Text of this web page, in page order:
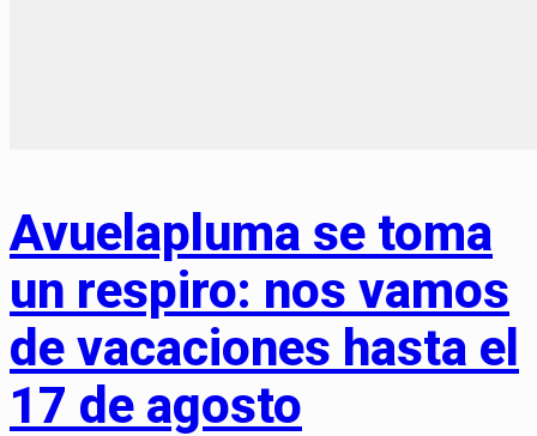
Avuelapluma se toma
un respiro: nos vamos
de vacaciones hasta el
17 de agosto